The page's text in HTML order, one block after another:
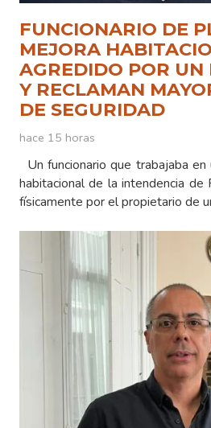
FUNCIONARIO DE
MEJORA
AGREDIDO POR UN
Y RECLAMAN
DE SEGURIDAD
hace 15 horas
Un funcionario que trabajaba
habitacional de la intendencia
físicamente por el propietario de